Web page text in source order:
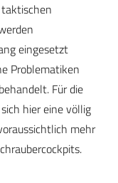
eingesetzt
Problematiken
Für die
hier eine völlig
mehr